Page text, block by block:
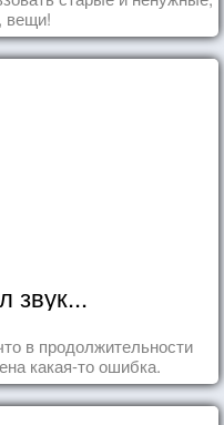
вещи!
звук...
в продолжительности
какая-то ошибка.